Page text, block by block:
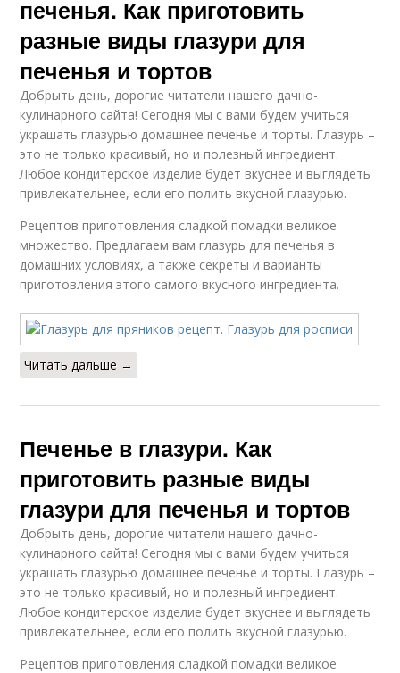
печенье
Глазурь в домашних
условиях
Пряники с глазурью
Глазури для
пасхальных куличей
Глазурь из сахарной
пудры
Глазури для пряников Печение для глазури
печенья. Как приготовить
разные виды глазури для
печенья и тортов
Добрыть день, дорогие читатели нашего дачно-
кулинарного сайта! Сегодня мы с вами будем учиться
украшать глазурью домашнее печенье и торты. Глазурь –
это не только красивый, но и полезный ингредиент.
Любое кондитерское изделие будет вкуснее и выглядеть
привлекательнее, если его полить вкусной глазурью.
Рецептов приготовления сладкой помадки великое
множество. Предлагаем вам глазурь для печенья в
домашних условиях, а также секреты и варианты
приготовления этого самого вкусного ингредиента.
Читать дальше →
Печенье в глазури. Как
приготовить разные виды
глазури для печенья и тортов
Добрыть день, дорогие читатели нашего дачно-
кулинарного сайта! Сегодня мы с вами будем учиться
украшать глазурью домашнее печенье и торты. Глазурь –
это не только красивый, но и полезный ингредиент.
Любое кондитерское изделие будет вкуснее и выглядеть
привлекательнее, если его полить вкусной глазурью.
Рецептов приготовления сладкой помадки великое